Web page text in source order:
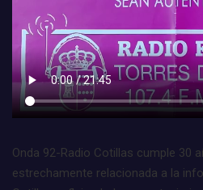
Onda 92-Radio Cotillas cumple 30
estrechamente relacionada a la